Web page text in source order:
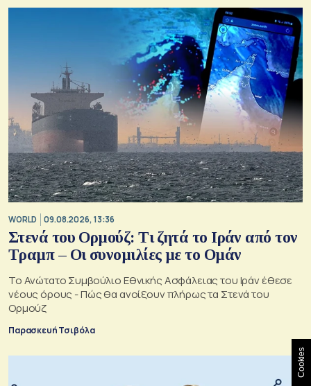
WORLD 09.08.2026, 13:36
Στενά του Ορμούζ: Τι ζητά το Ιράν από τον
Τραμπ – Οι συνομιλίες με το Ομάν
Το Ανώτατο Συμβούλιο Εθνικής Ασφάλειας του Ιράν έθεσε
νέους όρους - Πώς θα ανοίξουν πλήρως τα Στενά του
Ορμούζ
Παρασκευή Τσιβόλα
Cookies